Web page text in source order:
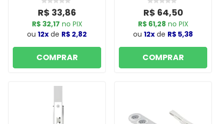
R$ 33,86
R$ 32,17 no PIX
ou 12x de R$ 2,82
COMPRAR
R$ 64,50
R$ 61,28 no PIX
ou 12x de R$ 5,38
COMPRAR